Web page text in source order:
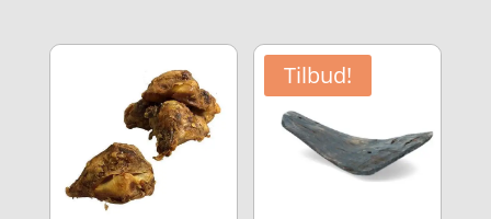
kr. 79,95.
pris
er:
kr. 59,95.
Tilbud!